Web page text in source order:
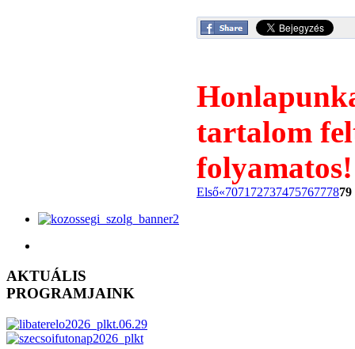
tartalom
folyamatos!
Első«7071 7273747576777879
AKTUÁLIS
PROGRAMJAINK